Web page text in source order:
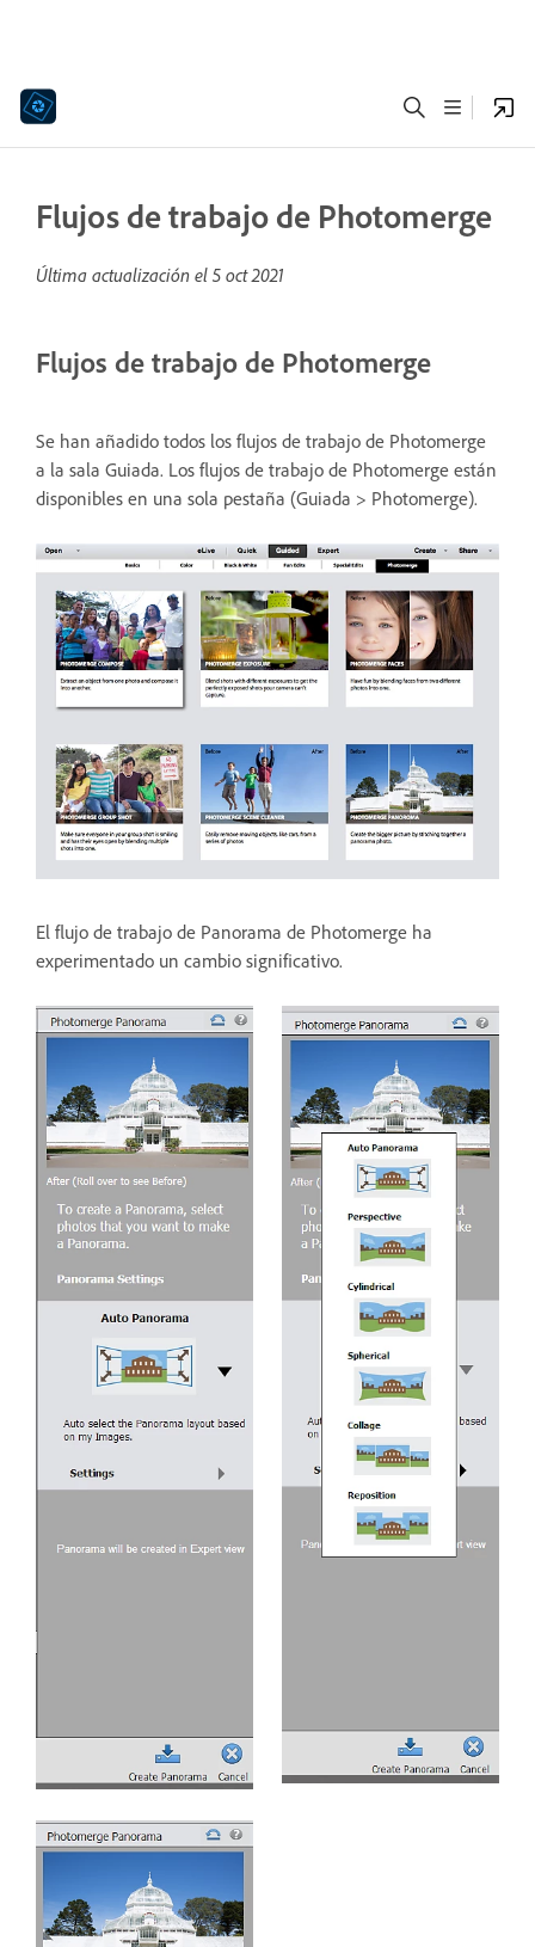
Flujos de trabajo de Photomerge
Última actualización el 5 oct 2021
Flujos de trabajo de Photomerge
Se han añadido todos los flujos de trabajo de Photomerge
a la sala Guiada. Los flujos de trabajo de Photomerge están
disponibles en una sola pestaña (Guiada > Photomerge).
El flujo de trabajo de Panorama de Photomerge ha
experimentado un cambio significativo.